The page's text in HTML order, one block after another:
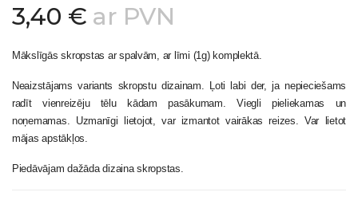
3,40 € ar PVN
Mākslīgās skropstas ar spalvām, ar līmi (1g) komplektā.
Neaizstājams variants skropstu dizainam. Ļoti labi der, ja nepieciešams
radīt vienreizēju tēlu kādam pasākumam. Viegli pieliekamas un
noņemamas. Uzmanīgi lietojot, var izmantot vairākas reizes. Var lietot
mājas apstākļos.
Piedāvājam dažāda dizaina skropstas.